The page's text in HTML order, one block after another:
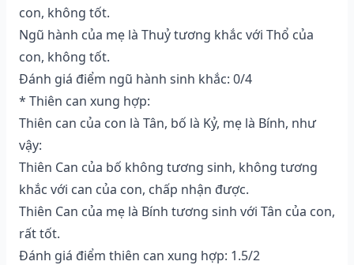
con, không tốt.
Ngũ hành của mẹ là Thuỷ tương khắc với Thổ của
con, không tốt.
Đánh giá điểm ngũ hành sinh khắc: 0/4
* Thiên can xung hợp:
Thiên can của con là Tân, bố là Kỷ, mẹ là Bính, như
vậy:
Thiên Can của bố không tương sinh, không tương
khắc với can của con, chấp nhận được.
Thiên Can của mẹ là Bính tương sinh với Tân của con,
rất tốt.
Đánh giá điểm thiên can xung hợp: 1.5/2